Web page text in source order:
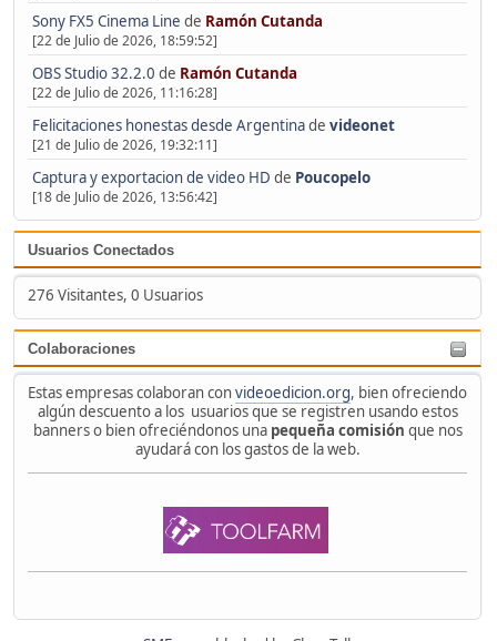
Sony FX5 Cinema Line de Ramón Cutanda
[22 de Julio de 2026, 18:59:52]
OBS Studio 32.2.0 de Ramón Cutanda
[22 de Julio de 2026, 11:16:28]
Felicitaciones honestas desde Argentinade videonet
[21 de Julio de 2026, 19:32:11]
Captura y exportacion de video HD de Poucopelo
[18 de Julio de 2026, 13:56:42]
Usuarios Conectados
276 Visitantes, 0 Usuarios
Colaboraciones
Estas empresas colaboran convideoedicion.org, bien ofreciendo
algún descuento a los usuarios que se registren usando estos
banners o bien ofreciéndonos una pequeña comisión que nos
ayudará con los gastos de la web.